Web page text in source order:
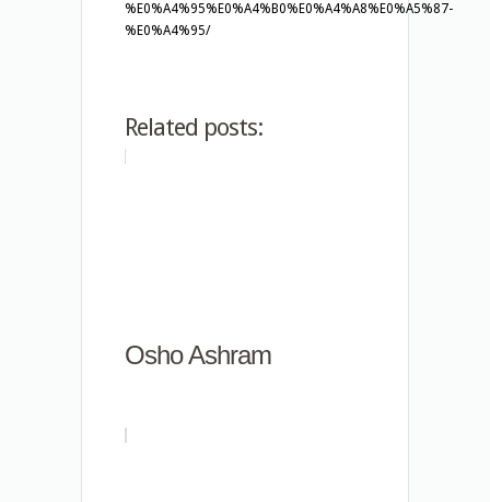
%E0%A4%95%E0%A4%B0%E0%A4%A8%E0%A5%87-
%E0%A4%95/
Related posts:
Osho Ashram